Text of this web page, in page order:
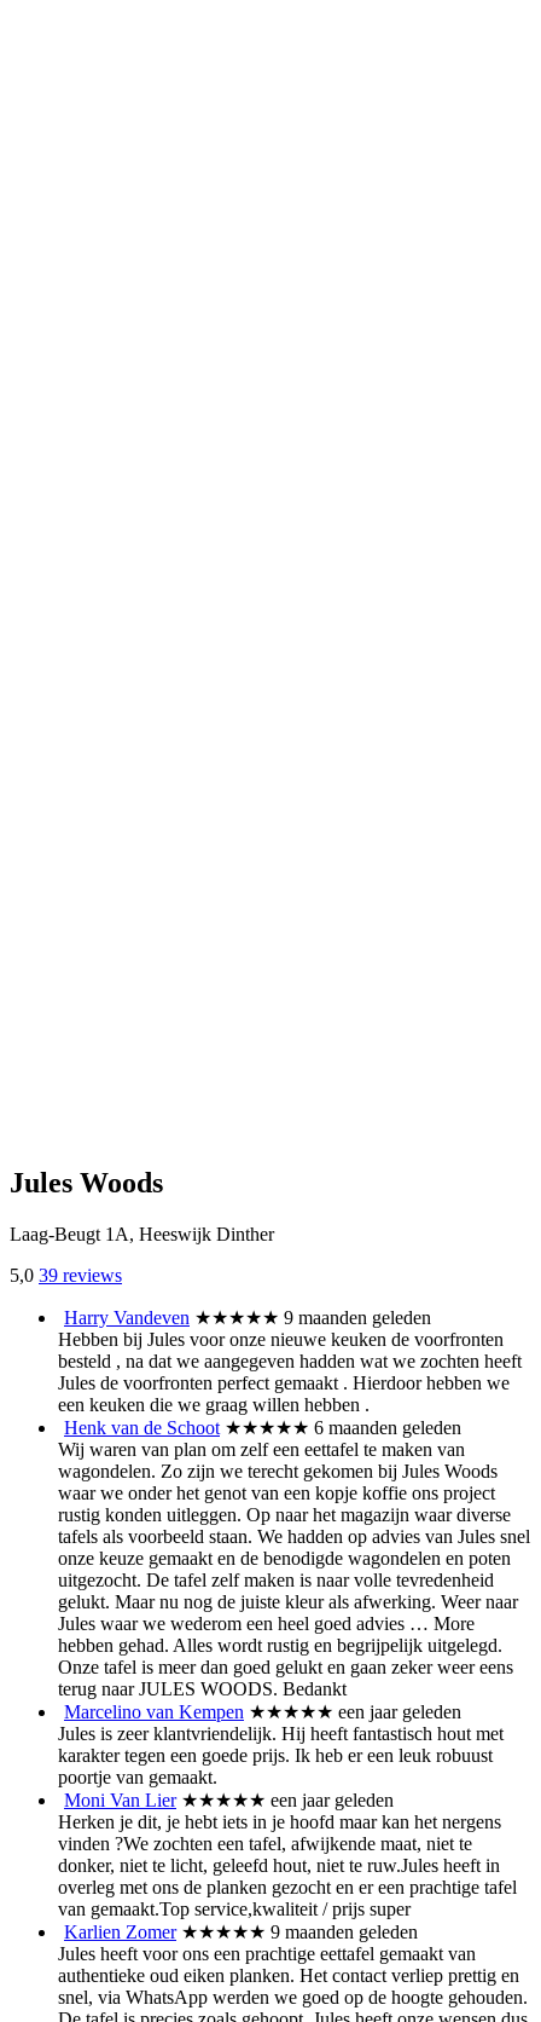
Jules Woods
Laag-Beugt 1A, Heeswijk Dinther
5,0 39 reviews
Harry Vandeven ★★★★★ 9 maanden geleden
Hebben bij Jules voor onze nieuwe keuken de voorfronten
besteld , na dat we aangegeven hadden wat we zochten heeft
Jules de voorfronten perfect gemaakt . Hierdoor hebben we
een keuken die we graag willen hebben .
Henk van de Schoot ★★★★★ 6 maanden geleden
Wij waren van plan om zelf een eettafel te maken van
wagondelen. Zo zijn we terecht gekomen bij Jules Woods
waar we onder het genot van een kopje koffie ons project
rustig konden uitleggen. Op naar het magazijn waar diverse
tafels als voorbeeld staan. We hadden op advies van Jules snel
onze keuze gemaakt en de benodigde wagondelen en poten
uitgezocht. De tafel zelf maken is naar volle tevredenheid
gelukt. Maar nu nog de juiste kleur als afwerking. Weer naar
Jules waar we wederom een heel goed advies … More
hebben gehad. Alles wordt rustig en begrijpelijk uitgelegd.
Onze tafel is meer dan goed gelukt en gaan zeker weer eens
terug naar JULES WOODS. Bedankt
Marcelino van Kempen ★★★★★ een jaar geleden
Jules is zeer klantvriendelijk. Hij heeft fantastisch hout met
karakter tegen een goede prijs. Ik heb er een leuk robuust
poortje van gemaakt.
Moni Van Lier ★★★★★ een jaar geleden
Herken je dit, je hebt iets in je hoofd maar kan het nergens
vinden ?We zochten een tafel, afwijkende maat, niet te
donker, niet te licht, geleefd hout, niet te ruw.Jules heeft in
overleg met ons de planken gezocht en er een prachtige tafel
van gemaakt.Top service,kwaliteit / prijs super
Karlien Zomer ★★★★★ 9 maanden geleden
Jules heeft voor ons een prachtige eettafel gemaakt van
authentieke oud eiken planken. Het contact verliep prettig en
snel, via WhatsApp werden we goed op de hoogte gehouden.